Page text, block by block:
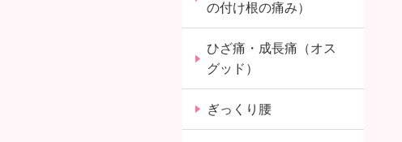
の付け根の痛み）
ひざ痛・成長痛（オス
グッド）
ぎっくり腰